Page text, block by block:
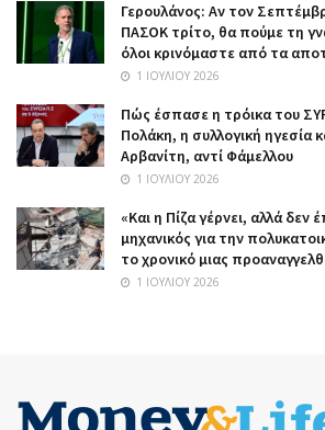
Γερουλάνος: Αν τον
ΠΑΣΟΚ τρίτο, θα πούμε τη
όλοι κρινόμαστε από τα
1 ΙΟΥΛΊΟΥ 2026
Πώς έσπασε η τρόικα του
Πολάκη, η συλλογική ηγεσία
Αρβανίτη, αντί Φάμελλου
1 ΙΟΥΛΊΟΥ 2026
«Και η Πίζα γέρνει, αλλά δεν
μηχανικός για την
το χρονικό μιας
1 ΙΟΥΛΊΟΥ 2026